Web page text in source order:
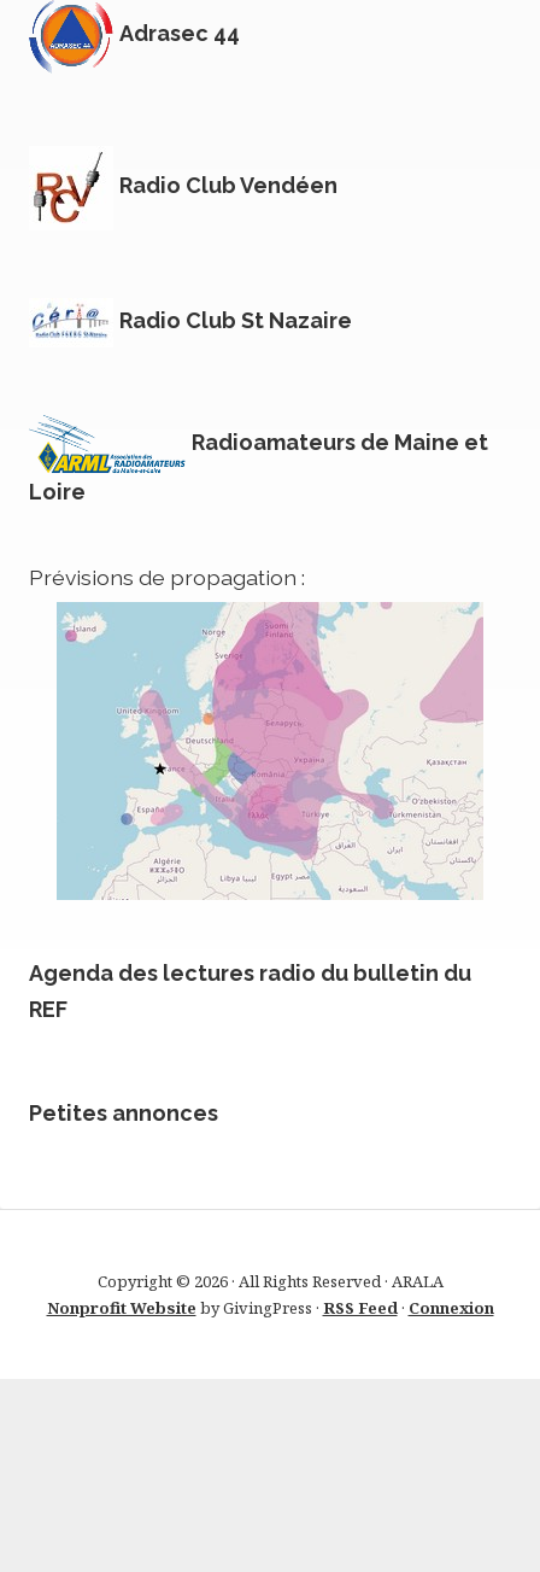
Adrasec 44
Radio Club Vendéen
Radio Club St Nazaire
Radioamateurs de Maine et
Loire
Prévisions de propagation :
Agenda des lectures radio du bulletin du
REF
Petites annonces
Copyright © 2026 · All Rights Reserved · ARALA
Nonprofit Website by GivingPress · RSS Feed · Connexion